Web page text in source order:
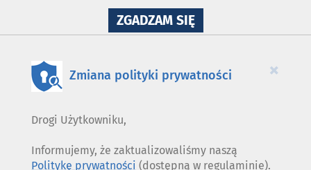
ZGADZAM SIĘNA
WYKORZYSTANIE
×
Zmiana polityki prywatności
Drogi Użytkowniku,
Informujemy, że zaktualizowaliśmy naszą
Politykę prywatności (dostępną w regulaminie).